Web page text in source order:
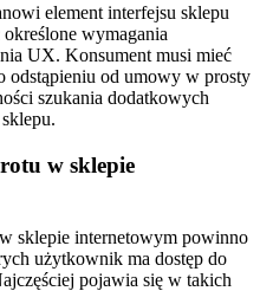
element interfejsu sklepu
wymagania
UX. Konsument musi mieć
odstąpieniu od umowy w prosty
szukania dodatkowych
w sklepie
sklepie internetowym powinno
użytkownik ma dostęp do
pojawia się w takich